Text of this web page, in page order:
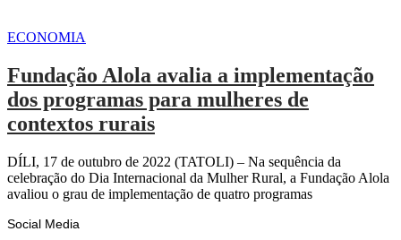
ECONOMIA
Fundação Alola avalia a implementação
dos programas para mulheres de
contextos rurais
DÍLI, 17 de outubro de 2022 (TATOLI) – Na sequência da
celebração do Dia Internacional da Mulher Rural, a Fundação Alola
avaliou o grau de implementação de quatro programas
Social Media